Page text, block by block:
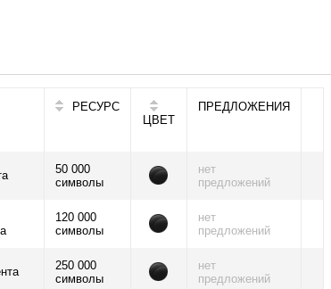
РЕСУРС
ЦВЕТ
ПРЕДЛОЖЕНИЯ
50 000
символы
нет
предложений
120 000
символы
нет
предложений
250 000
символы
нет
предложений